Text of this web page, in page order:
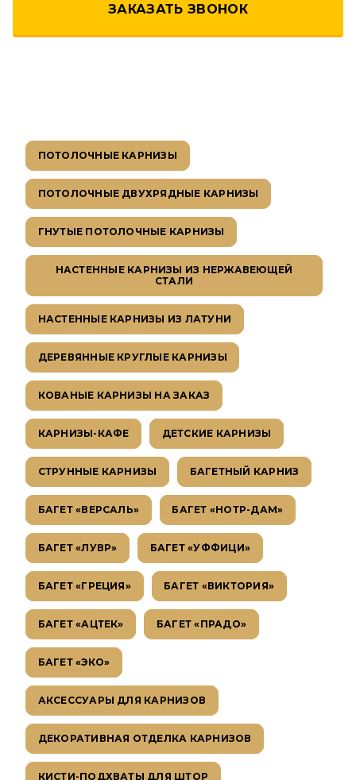
ЗАКАЗАТЬ ЗВОНОК
ПОТОЛОЧНЫЕ КАРНИЗЫ
ПОТОЛОЧНЫЕ ДВУХРЯДНЫЕ КАРНИЗЫ
ГНУТЫЕ ПОТОЛОЧНЫЕ КАРНИЗЫ
НАСТЕННЫЕ КАРНИЗЫ ИЗ НЕРЖАВЕЮЩЕЙ
СТАЛИ
НАСТЕННЫЕ КАРНИЗЫ ИЗ ЛАТУНИ
ДЕРЕВЯННЫЕ КРУГЛЫЕ КАРНИЗЫ
КОВАНЫЕ КАРНИЗЫ НА ЗАКАЗ
КАРНИЗЫ-КАФЕ ДЕТСКИЕ КАРНИЗЫ
СТРУННЫЕ КАРНИЗЫ БАГЕТНЫЙ КАРНИЗ
БАГЕТ «ВЕРСАЛЬ» БАГЕТ «НОТР-ДАМ»
БАГЕТ «ЛУВР» БАГЕТ «УФФИЦИ»
БАГЕТ «ГРЕЦИЯ» БАГЕТ «ВИКТОРИЯ»
БАГЕТ «АЦТЕК» БАГЕТ «ПРАДО»
БАГЕТ «ЭКО»
АКСЕССУАРЫ ДЛЯ КАРНИЗОВ
ДЕКОРАТИВНАЯ ОТДЕЛКА КАРНИЗОВ
КИСТИ-ПОДХВАТЫ ДЛЯ ШТОР